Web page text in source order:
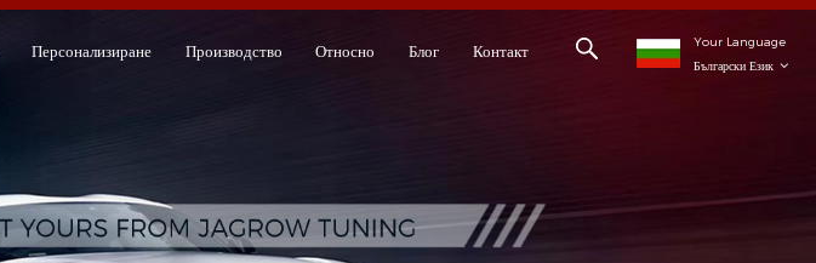
Your Language
Български Език
Персонализиране Производство Относно Блог Контакт